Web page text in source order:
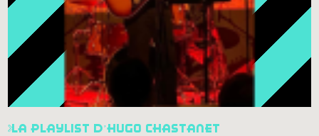
la playlist d’hugo chastanet